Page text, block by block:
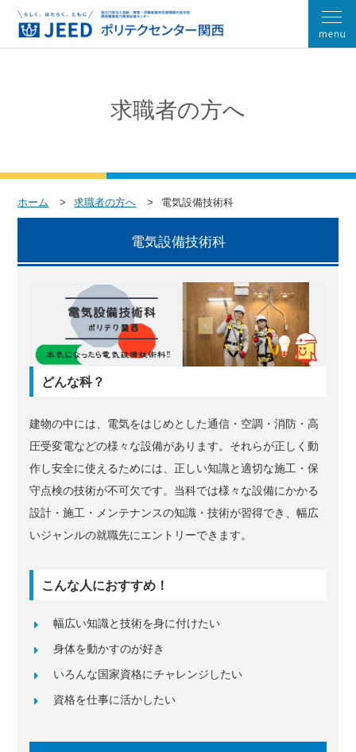
求職者の方へ
ホーム 求職者の方へ 電気設備技術科
電気設備技術科
どんな科？
建物の中には、電気をはじめとした通信・空調・消防・高
圧受変電などの様々な設備があります。それらが正しく動
作し安全に使えるためには、正しい知識と適切な施工・保
守点検の技術が不可欠です。当科では様々な設備にかかる
設計・施工・メンテナンスの知識・技術が習得でき、幅広
いジャンルの就職先にエントリーできます。
こんな人におすすめ！
幅広い知識と技術を身に付けたい
身体を動かすのが好き
いろんな国家資格にチャレンジしたい
資格を仕事に活かしたい